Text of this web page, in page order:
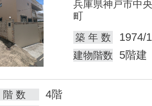
兵庫県神戸市中
町
築 年 数
1974/
建物階数 5階建
階 数 4階